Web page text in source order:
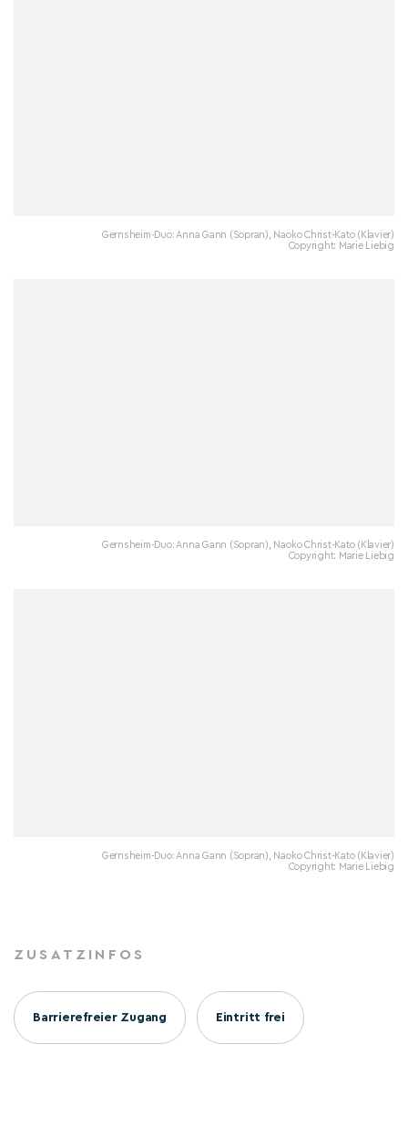
Gernsheim-Duo: Anna Gann (Sopran), Naoko Christ-Kato (Klavier)
Copyright: Marie Liebig
Gernsheim-Duo: Anna Gann (Sopran), Naoko Christ-Kato (Klavier)
Copyright: Marie Liebig
Gernsheim-Duo: Anna Gann (Sopran), Naoko Christ-Kato (Klavier)
Copyright: Marie Liebig
ZUSATZINFOS
Barrierefreier Zugang Eintritt frei